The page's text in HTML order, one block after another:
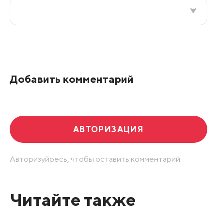
Добавить комментарий
АВТОРИЗАЦИЯ
Авторизуйресь, чтобы оставить комментарий.
Читайте также